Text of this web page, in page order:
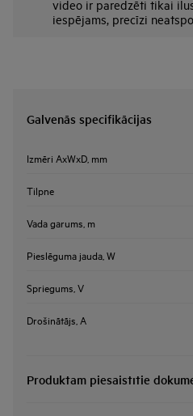
video ir paredzēti tikai
iespējams, precīzi
Galvenās specifikācijas
Izmēri AxWxD, mm
Tilpne
Vada garums, m
Pieslēguma jauda, W
Spriegums, V
Drošinātājs, A
Produktam piesaistītie